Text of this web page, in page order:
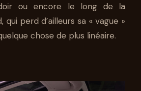
ou encore le long de la
qui perd d’ailleurs sa « vague »
chose de plus linéaire.